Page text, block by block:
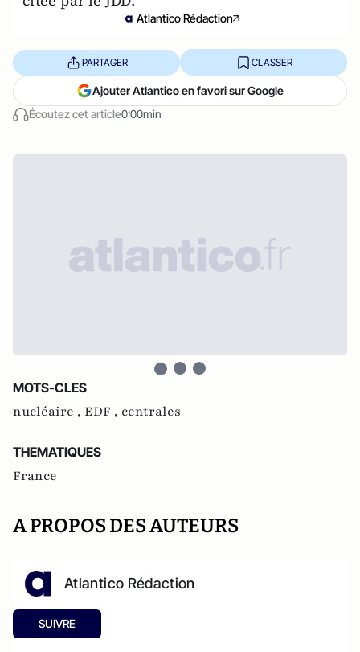
Atlantico Rédaction
Écoutez cet article0:00min
PARTAGER CLASSER
Ajouter Atlantico en favori sur Google
MOTS-CLES
nucléaire , EDF , centrales
THEMATIQUES
France
A PROPOS DES AUTEURS
Atlantico Rédaction
SUIVRE